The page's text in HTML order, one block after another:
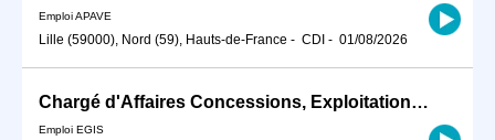
Emploi APAVE
Lille (59000), Nord (59), Hauts-de-France - CDI - 01/08/2026
Chargé d'Affaires Concessions, Exploitation, Maintenance H/F
Emploi EGIS